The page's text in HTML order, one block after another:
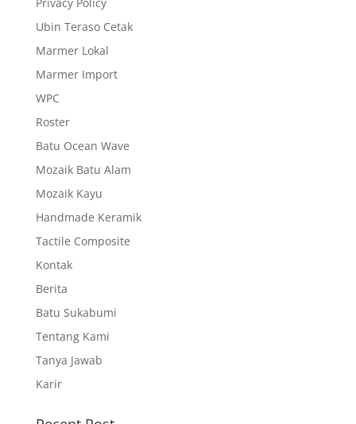
Ubin Teraso Cetak
Marmer Lokal
Marmer Import
WPC
Roster
Batu Ocean Wave
Mozaik Batu Alam
Mozaik Kayu
Handmade Keramik
Tactile Composite
Kontak
Berita
Batu Sukabumi
Tentang Kami
Tanya Jawab
Karir